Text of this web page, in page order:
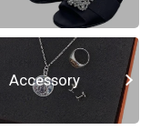
Accessory